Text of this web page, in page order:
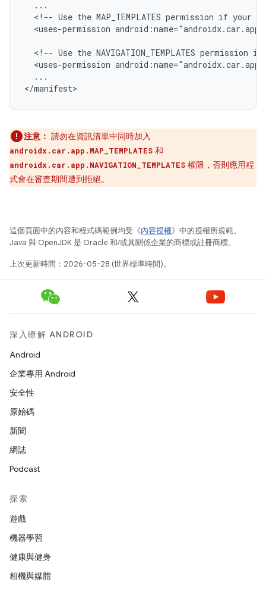
<!-- Use the MAP_TEMPLATES permission if your
<uses-permission
<!-- Use the NAVIGATION_TEMPLATES permission if
<uses-permission
...
注意： 請勿在資訊清單中同時加入
androidx.car.app.MAP_TEMPLATES 和
androidx.car.app.NAVIGATION_TEMPLATES 權限，否則應用程
式會在審查期間遭到拒絕。
這個頁面中的內容和程式碼範例均受《內容授權》中的授權所規範。
Java 與 OpenJDK 是 Oracle 和/或其關係企業的商標或註冊商標。
上次更新時間：2026-05-28 (世界標準時間)。
深入瞭解 ANDROID
Android
企業專用 Android
安全性
原始碼
新聞
網誌
Podcast
探索
遊戲
機器學習
健康與健身
相機與媒體